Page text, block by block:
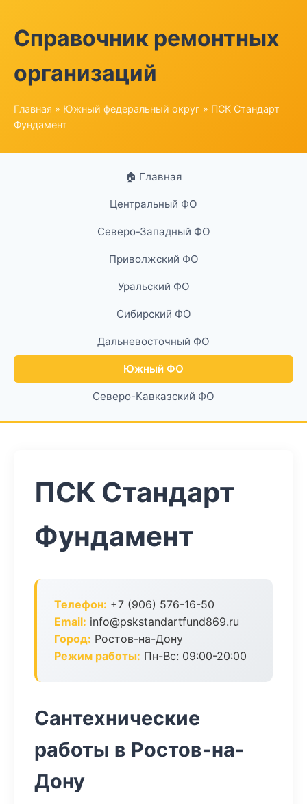
Справочник ремонтных
организаций
Главная » Южный федеральный округ » ПСК Стандарт
Фундамент
🏠 Главная
Центральный ФО
Северо-Западный ФО
Приволжский ФО
Уральский ФО
Сибирский ФО
Дальневосточный ФО
Южный ФО
Северо-Кавказский ФО
ПСК Стандарт
Фундамент
Телефон: +7 (906) 576-16-50
Email: info@pskstandartfund869.ru
Город: Ростов-на-Дону
Режим работы: Пн-Вс: 09:00-20:00
Сантехнические
работы в Ростов-на-
Дону